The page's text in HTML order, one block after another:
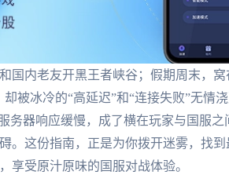
国内老友开黑王者峡谷；假期周末，
被冰冷的“高延迟”和“连接失败”无情
务器响应缓慢，成了横在玩家与国服
。这份指南，正是为你拨开迷雾，找
享受原汁原味的国服对战体验。